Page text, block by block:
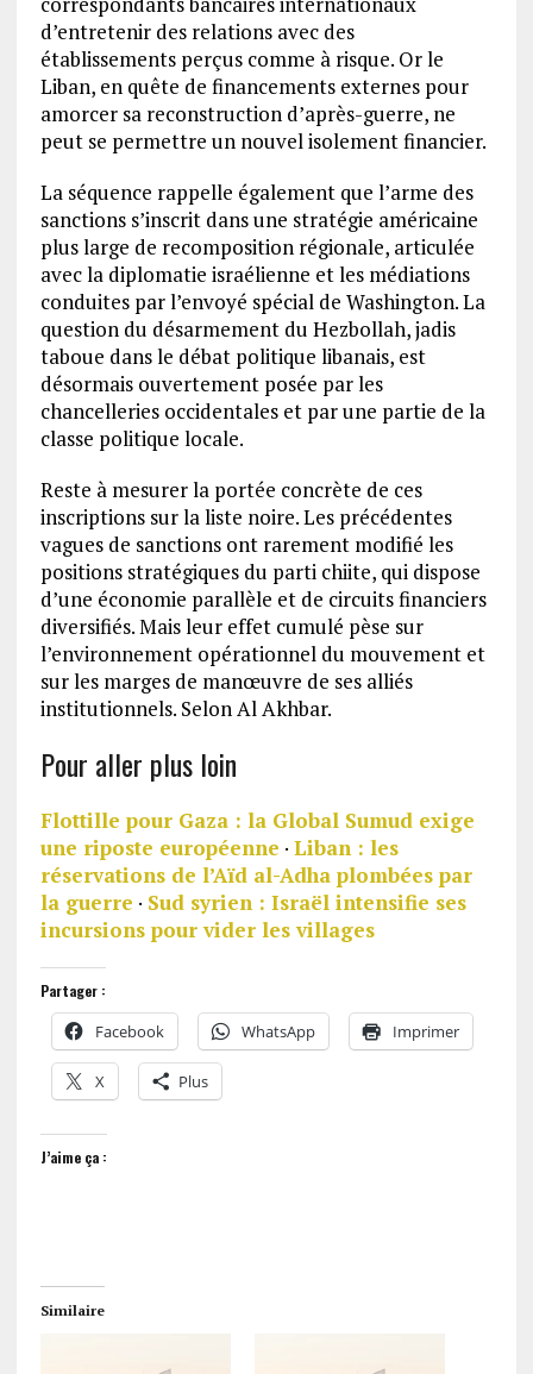
d’entretenir des relations avec des
établissements perçus comme à risque. Or le
Liban, en quête de financements externes pour
amorcer sa reconstruction d’après-guerre, ne
peut se permettre un nouvel isolement financier.
La séquence rappelle également que l’arme des
sanctions s’inscrit dans une stratégie américaine
plus large de recomposition régionale, articulée
avec la diplomatie israélienne et les médiations
conduites par l’envoyé spécial de Washington. La
question du désarmement du Hezbollah, jadis
taboue dans le débat politique libanais, est
désormais ouvertement posée par les
chancelleries occidentales et par une partie de la
classe politique locale.
Reste à mesurer la portée concrète de ces
inscriptions sur la liste noire. Les précédentes
vagues de sanctions ont rarement modifié les
positions stratégiques du parti chiite, qui dispose
d’une économie parallèle et de circuits financiers
diversifiés. Mais leur effet cumulé pèse sur
l’environnement opérationnel du mouvement et
sur les marges de manœuvre de ses alliés
institutionnels. Selon Al Akhbar.
Pour aller plus loin
Flottille pour Gaza : la Global Sumud exige
une riposte européenne · Liban : les
réservations de l’Aïd al-Adha plombées par
la guerre · Sud syrien : Israël intensifie ses
incursions pour vider les villages
Partager :
Facebook WhatsApp Imprimer
X Plus
J’aime ça :
Similaire